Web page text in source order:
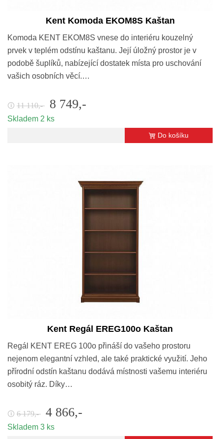
Kent Komoda EKOM8S Kaštan
Komoda KENT EKOM8S vnese do interiéru kouzelný
prvek v teplém odstínu kaštanu. Její úložný prostor je v
podobě šuplíků, nabízející dostatek místa pro uschování
vašich osobních věcí.…
🛈 11 110,- 8 749,-
Skladem 2 ks
Do košíku
Kent Regál EREG100o Kaštan
Regál KENT EREG 100o přináší do vašeho prostoru
nejenom elegantní vzhled, ale také praktické využití. Jeho
přírodní odstín kaštanu dodává místnosti vašemu interiéru
osobitý ráz. Díky…
🛈 6 179,- 4 866,-
Skladem 3 ks